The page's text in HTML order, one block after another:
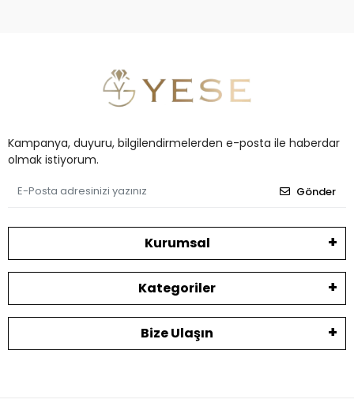
Kampanya, duyuru, bilgilendirmelerden e-posta ile haberdar
olmak istiyorum.
Gönder
Kurumsal
Kategoriler
Bize Ulaşın